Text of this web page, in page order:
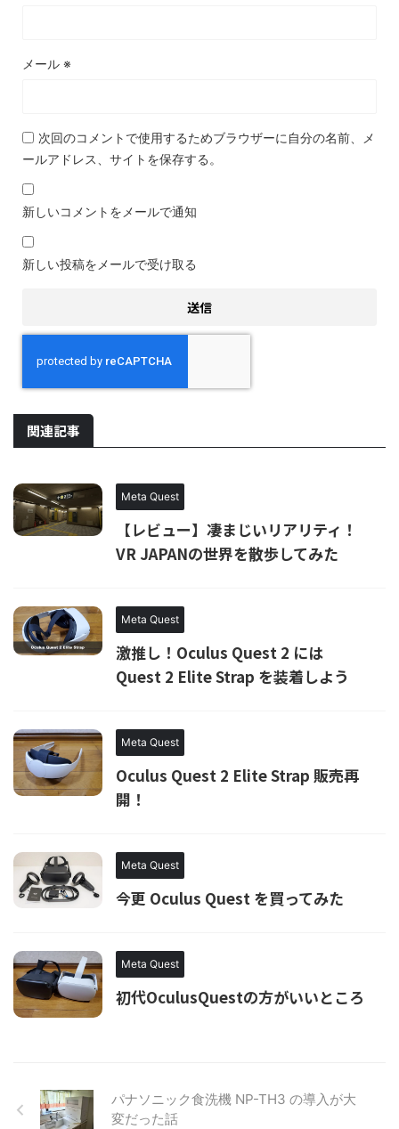
メール ※
次回のコメントで使用するためブラウザーに自分の名前、メ
ールアドレス、サイトを保存する。
新しいコメントをメールで通知
新しい投稿をメールで受け取る
関連記事
Meta Quest
【レビュー】凄まじいリアリティ！
VR JAPANの世界を散歩してみた
Meta Quest
激推し！Oculus Quest 2 には
Quest 2 Elite Strap を装着しよう
Meta Quest
Oculus Quest 2 Elite Strap 販売再
開！
Meta Quest
今更 Oculus Quest を買ってみた
Meta Quest
初代OculusQuestの方がいいところ
パナソニック食洗機 NP-TH3 の導入が大
変だった話